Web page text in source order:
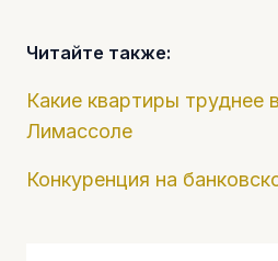
Читайте также:
Какие квартиры труднее
Лимассоле
Конкуренция на